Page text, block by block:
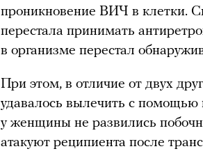
проникновение ВИЧ в клетки.
перестала принимать
в организме перестал
При этом, в отличие от двух
удавалось вылечить с помощью
у женщины не развились
атакуют реципиента после